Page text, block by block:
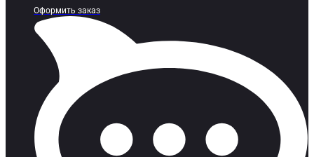
Оформить заказ